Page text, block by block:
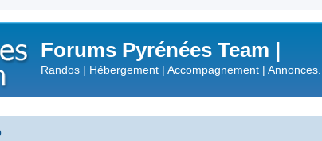
Forums Pyrénées Team |
Randos | Hébergement | Accompagnement | Annonces...